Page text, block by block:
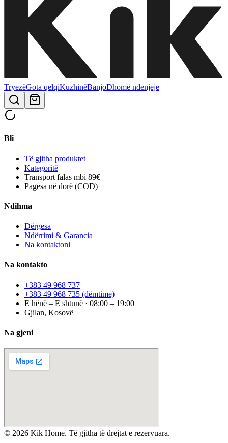
TryezëGota qelqiKuzhinëBanjoDhomë ndenjeje
Bli
Të gjitha produktet
Kategoritë
Transport falas mbi 89€
Pagesa në dorë (COD)
Ndihma
Dërgesa
Ndërrimi & Garancia
Na kontaktoni
Na kontakto
+383 49 968 737
+383 49 968 735 (dëmtime)
E hënë – E shtunë · 08:00 – 19:00
Gjilan, Kosovë
Na gjeni
© 2026 Kik Home. Të gjitha të drejtat e rezervuara.